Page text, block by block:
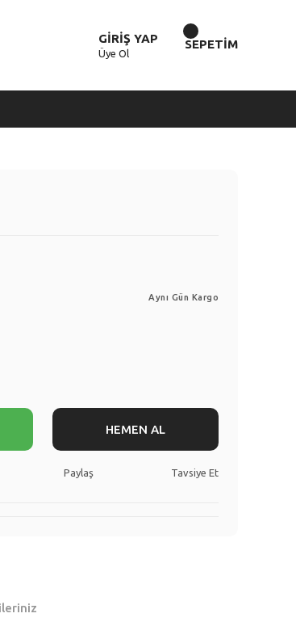
GİRİŞ YAP
Üye Ol
SEPETİM
Aynı Gün Kargo
HEMEN AL
Paylaş Tavsiye Et